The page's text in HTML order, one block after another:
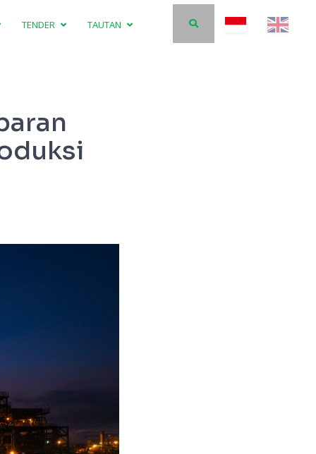
TENDER TAUTAN